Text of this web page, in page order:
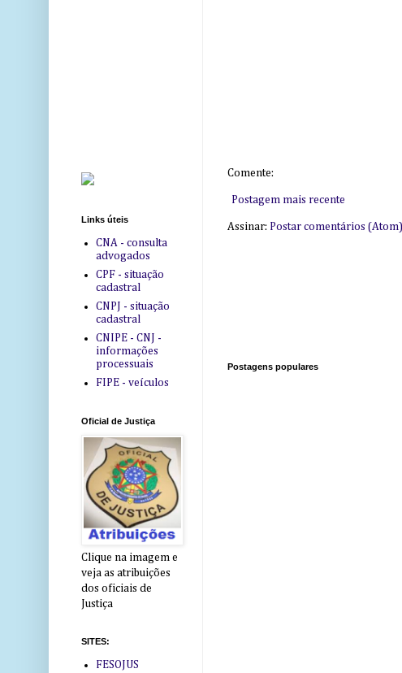
Comente:
Postagem mais recente
Assinar: Postar comentários (Atom)
Postagens populares
Links úteis
CNA - consulta
advogados
CPF - situação
cadastral
CNPJ - situação
cadastral
CNIPE - CNJ -
informações
processuais
FIPE - veículos
Oficial de Justiça
Clique na imagem e
veja as atribuições
dos oficiais de
Justiça
SITES:
FESOJUS